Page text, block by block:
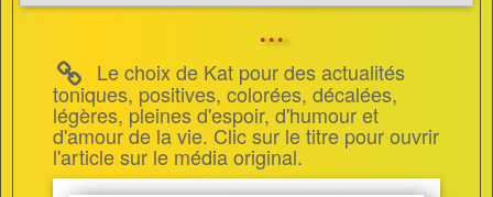
...
Le choix de Kat pour des actualités
toniques, positives, colorées, décalées,
légères, pleines d'espoir, d'humour et
d'amour de la vie. Clic sur le titre pour ouvrir
l'article sur le média original.